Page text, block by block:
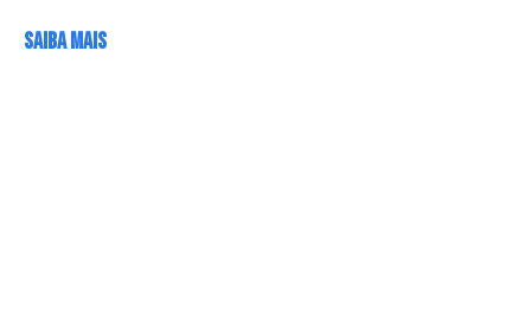
SAIBA MAIS